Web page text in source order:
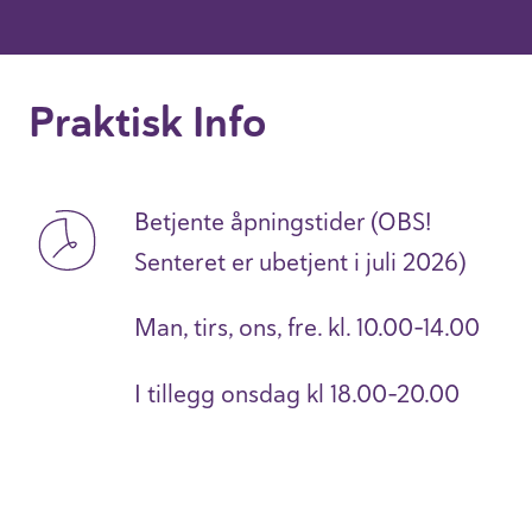
Praktisk Info
Betjente åpningstider (OBS!
Senteret er ubetjent i juli 2026)
Man, tirs, ons, fre. kl. 10.00-14.00
I tillegg onsdag kl 18.00-20.00